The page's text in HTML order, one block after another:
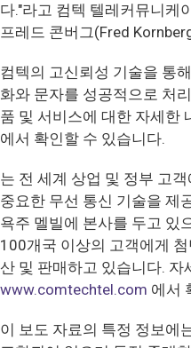
다."라고 컴텍 텔레커뮤니케
프레드 콘버그(Fred
컴텍의 고신뢰성 기술을 통
화와 문자를 성공적으로 처
품 및 서비스에 대한 자세한
에서 확인할 수 있습니다.
는 전 세계 상업 및 정부 고
중요한 무선 통신 기술을 제
욕주 멜빌에 본사를 두고 있
100개국 이상의 고객에게
산 및 판매하고 있습니다. 자
www.comtechtel.com 에서
이 보도 자료의 특정 정보에